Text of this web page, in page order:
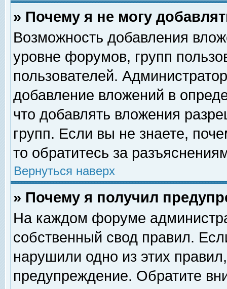
» Почему я не могу
Возможность добавления
уровне форумов, групп
пользователей.
добавление вложений в
что добавлять вложения
групп. Если вы не знаете,
то обратитесь за
Вернуться наверх
» Почему я получил
На каждом форуме
собственный свод правил.
нарушили одно из этих
предупреждение. Обратите